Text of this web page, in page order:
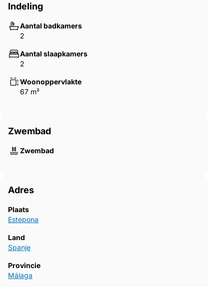
Indeling
Aantal badkamers
2
Aantal slaapkamers
2
Woonoppervlakte
67 m²
Zwembad
Zwembad
Adres
Plaats
Estepona
Land
Spanje
Provincie
Málaga